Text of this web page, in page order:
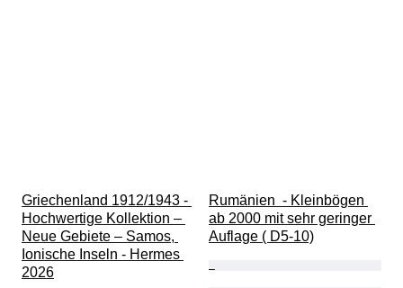
Griechenland 1912/1943 -
Hochwertige Kollektion –
Neue Gebiete – Samos,
Ionische Inseln - Hermes
2026
Rumänien  - Kleinbögen
ab 2000 mit sehr geringer
Auflage ( D5-10)